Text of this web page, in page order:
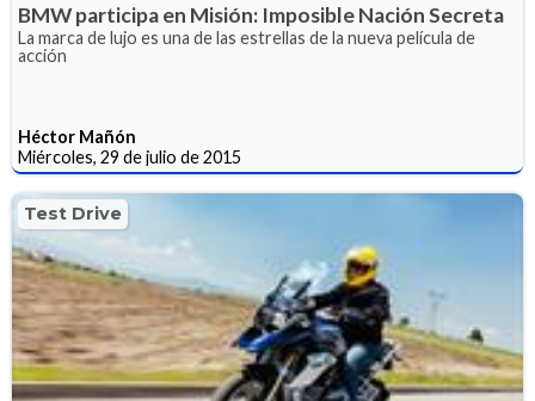
BMW participa en Misión: Imposible Nación Secreta
La marca de lujo es una de las estrellas de la nueva película de
acción
Héctor Mañón
Miércoles, 29 de julio de 2015
Test Drive